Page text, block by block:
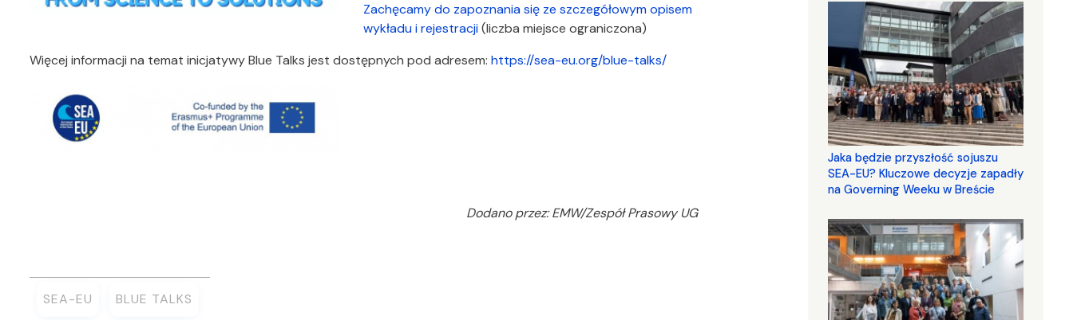
Zachęcamy do zapoznania się ze szczegółowym opisem
wykładu i rejestracji(liczba miejsce ograniczona)
Więcej informacji na temat inicjatywy Blue Talks jest dostępnych pod adresem: https://sea-eu.org/blue-talks/
Dodano przez: EMW/Zespół Prasowy UG
SEA-EU BLUE TALKS
Jaka będzie przyszłość sojuszu
SEA-EU? Kluczowe decyzje zapadły
na Governing Weeku w Breście